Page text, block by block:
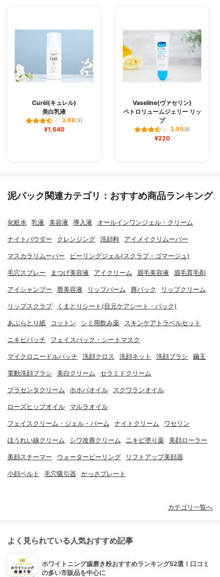
Curél(キュレル)
美白乳液
3.98(3)
¥1,640
Vaseline(ヴァセリン)
ペトロリュームジェリー リッ
プ
3.95(8)
¥220
泥パック関連カテゴリ：おすすめ商品ランキング
化粧水 乳液 美容液 導入液 オールインワンジェル・クリーム
ナイトパウダー クレンジング 洗顔料 アイメイクリムーバー
マスカラリムーバー ピーリングジェル(スクラブ・ゴマージュ)
毛穴スプレー まつげ美容液 アイクリーム 眉毛美容液 眉毛育毛剤
アイシャンプー 唇美容液 リップバーム 唇パック リップクリーム
リップスクラブ くまとりシート(目元ケアシート・パック)
あぶらとり紙 コットン シミ用飲み薬 スキンケアトラベルセット
ニキビパッチ フェイスパック・シートマスク
マイクロニードルパッチ 洗顔クロス 洗顔ネット 洗顔ブラシ 繭玉
電動洗顔ブラシ 美白クリーム セラミドクリーム
プラセンタクリーム ホホバオイル スクワランオイル
ローズヒップオイル マルラオイル
フェイスクリーム・ジェル・バーム ナイトクリーム ワセリン
ほうれい線クリーム シワ改善クリーム ニキビ塗り薬 美顔ローラー
美顔スチーマー ウォーターピーリング リフトアップ美顔器
小顔ベルト 毛穴吸引器 かっさプレート
カテゴリ一覧へ
よく見られている人気おすすめ記事
ホワイトニング歯磨き粉おすすめランキング52選！口コミ
の多い市販品を中心に